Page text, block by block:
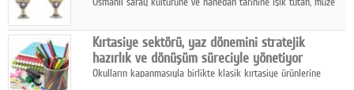
Ağustos'ta Arthill Müzecilik'in düzenleyeceği özel müzayedede
koleksiyonerlerle buluşuyor
Kırtasiye sektörü, yaz dönemini stratejik
hazırlık ve dönüşüm süreciyle yönetiyor
Okulların kapanmasıyla birlikte klasik kırtasiye ürünlerine